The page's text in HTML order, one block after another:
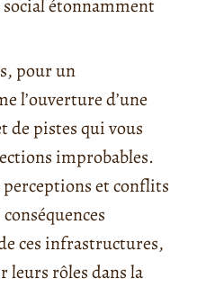
social étonnamment
pour un
l’ouverture d’une
de pistes qui vous
improbables.
perceptions et conflits
ces infrastructures,
leurs rôles dans la